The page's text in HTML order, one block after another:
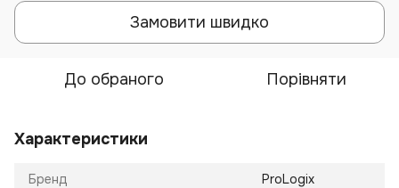
Замовити швидко
До обраного Порівняти
Характеристики
Бренд ProLogix